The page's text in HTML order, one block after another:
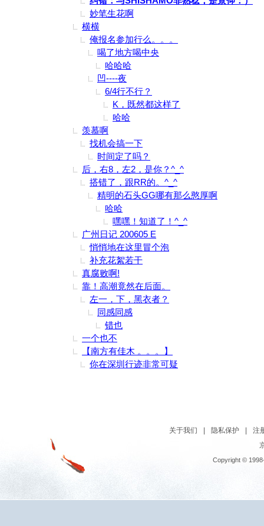
妙笔生花啊
横横
俺报名参加行么。。。
喝了地方喝中央
哈哈哈
凹----夜
6/4行不行？
K，既然都这样了
哈哈
羡慕啊
找机会搞一下
时间定了吗？
后，右8，左2，是你？^_^
搭错了，跟RR的。^_^
精明的石头GG哪有那么憨厚啊
哈哈
嘿嘿！知道了！^_^
广州日记 200605 E
悄悄地在这里冒个泡
补充花絮若干
真腐败啊!
靠！高潮竟然在后面。
左一，下，黑衣者？
同感同感
错也
一个也不
【南方有佳木 。。。】
你在深圳行迹非常可疑
关于我们 隐私保护
注
Copyright ©